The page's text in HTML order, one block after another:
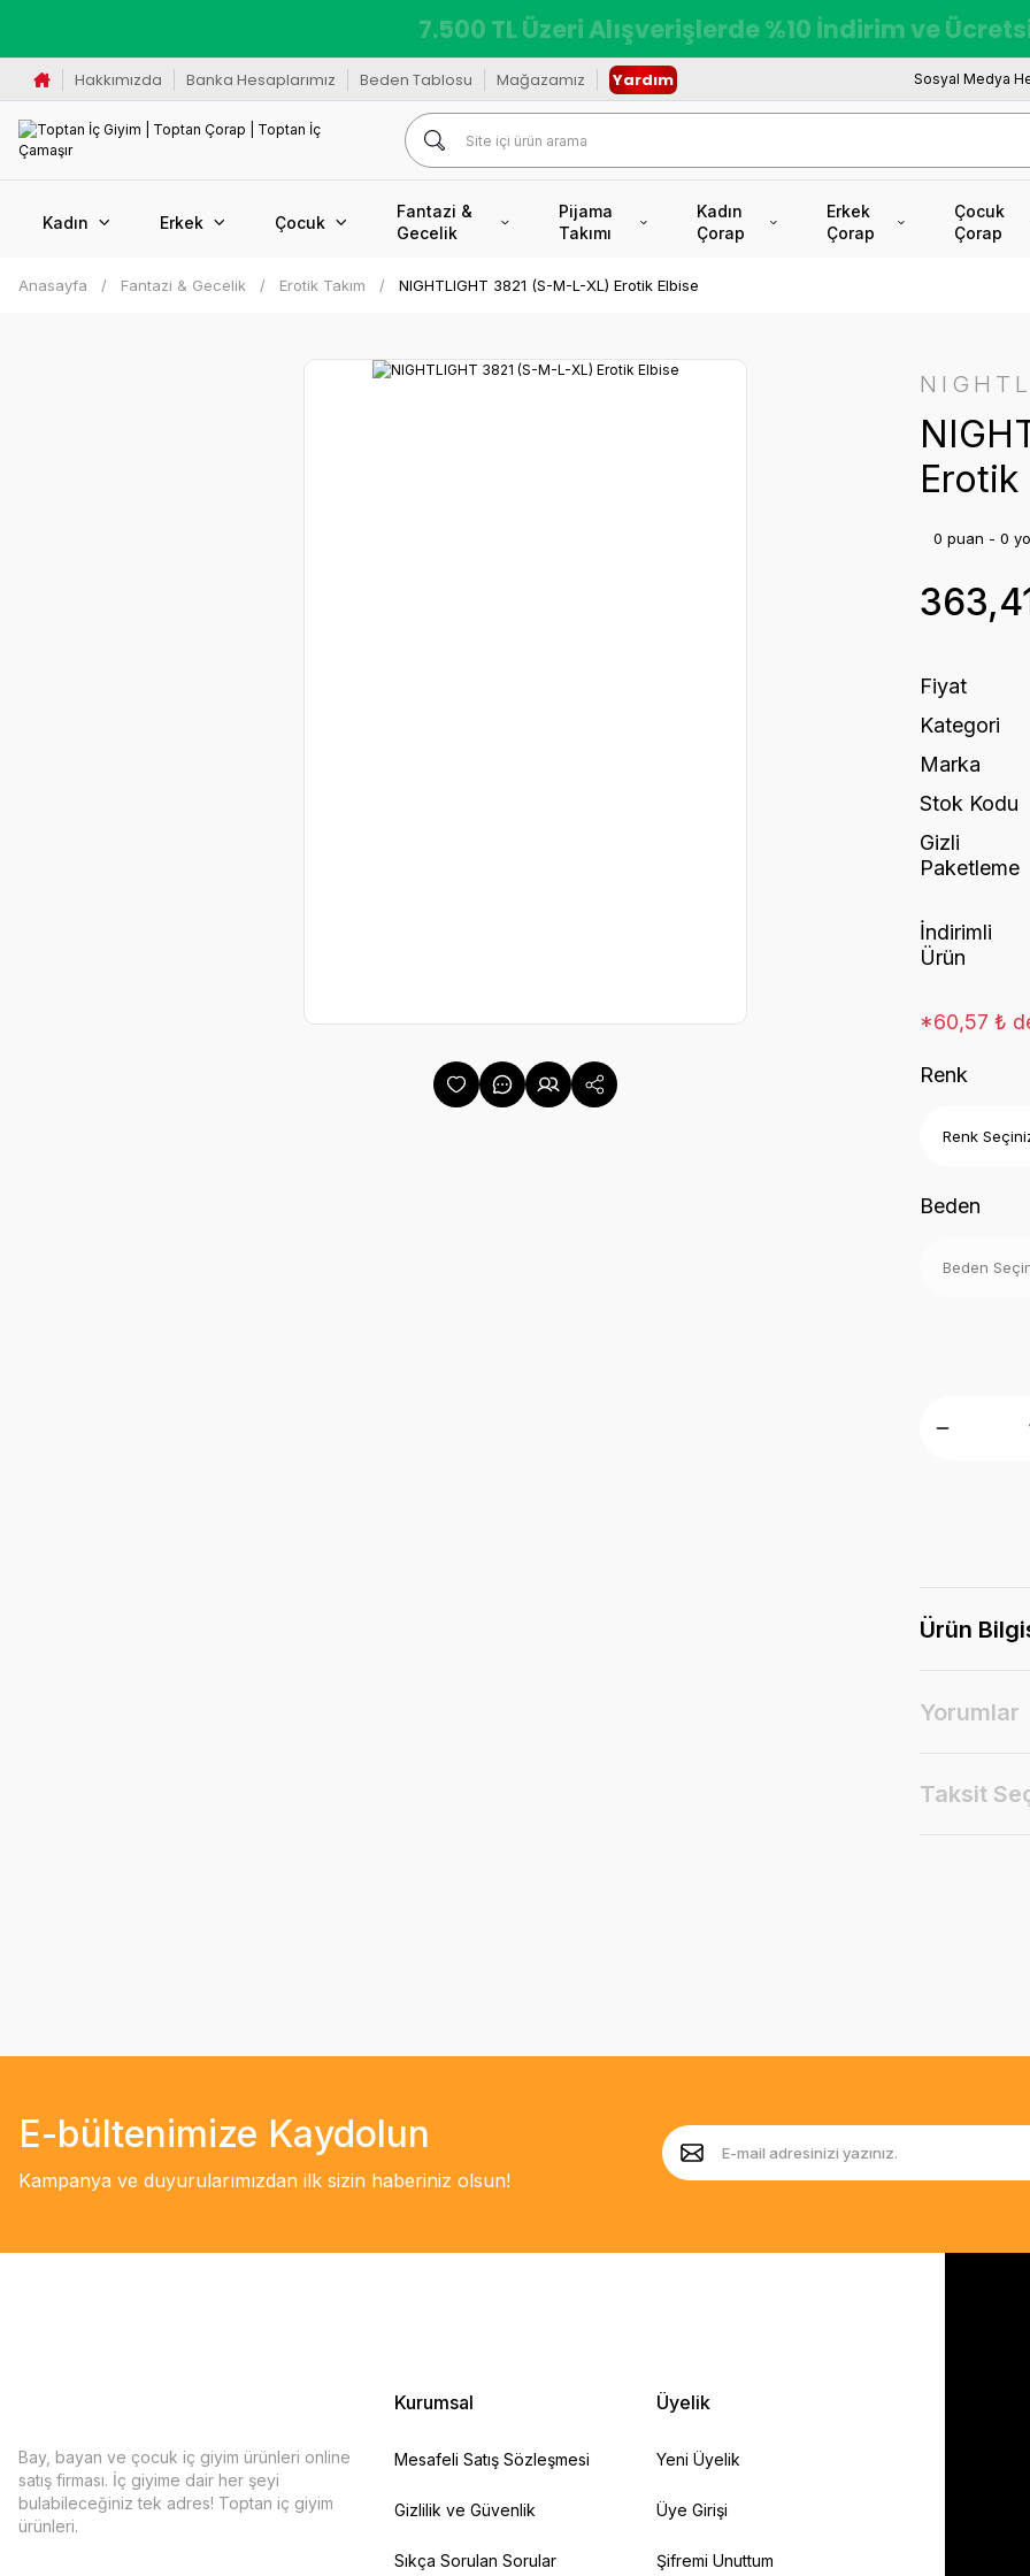
7.500 TL Üzeri Alışverişlerde %10 İndirim ve
Hakkımızda Banka Hesaplarımız Beden Tablosu Mağazamız Yardım Sosyal Medya
Kadın Erkek Çocuk
Fantazi &
Gecelik
Pijama
Takımı
Kadın
Çorap
Erkek
Çorap
Çocuk
Çorap
Anasayfa Fantazi & Gecelik Erotik Takım NIGHTLIGHT 3821 (S-M-L-XL) Erotik Elbise
Erotik
0 puan - 0
Fiyat
Kategori
Marka
Stok Kodu
Gizli
Paketleme
İndirimli
Ürün
*60,57 ₺
Renk
Beden
Ürün
Yorumlar
Taksit
E-bültenimize Kaydolun
Kampanya ve duyurularımızdan ilk sizin haberiniz olsun!
Bay, bayan ve çocuk iç giyim ürünleri online
satış firması. İç giyime dair her şeyi
bulabileceğiniz tek adres! Toptan iç giyim
ürünleri.
Kurumsal
Mesafeli Satış Sözleşmesi
Gizlilik ve Güvenlik
Sıkça Sorulan Sorular
Üyelik
Yeni Üyelik
Üye Girişi
Şifremi Unuttum